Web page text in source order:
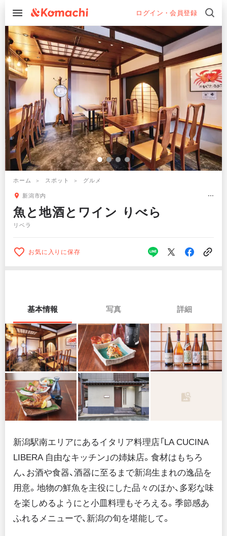
ログイン・会員登録
ホーム スポット グルメ
新潟市内
魚と地酒とワイン りべら
リベラ
お気に入りに保存
基本情報 写真 詳細
新潟駅南エリアにあるイタリア料理店「LA CUCINA
LIBERA 自由なキッチン」の姉妹店。食材はもちろ
ん、お酒や食器、酒器に至るまで新潟生まれの逸品を
用意。地物の鮮魚を主役にした品々のほか、多彩な味
を楽しめるようにと小皿料理もそろえる。季節感あ
ふれるメニューで、新潟の旬を堪能して。